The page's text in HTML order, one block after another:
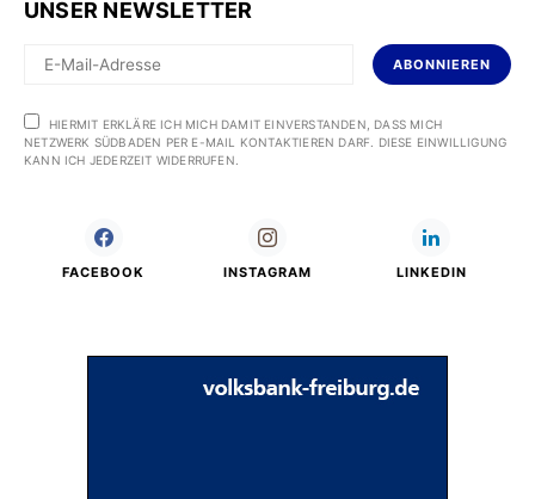
UNSER NEWSLETTER
ABONNIEREN
HIERMIT ERKLÄRE ICH MICH DAMIT EINVERSTANDEN, DASS MICH
NETZWERK SÜDBADEN PER E-MAIL KONTAKTIEREN DARF. DIESE EINWILLIGUNG
KANN ICH JEDERZEIT WIDERRUFEN.
FACEBOOK INSTAGRAM LINKEDIN